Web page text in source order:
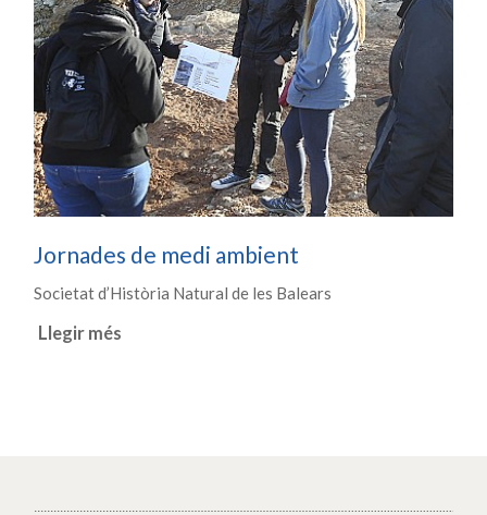
Jornades de medi ambient
Societat d’Història Natural de les Balears
Llegir més